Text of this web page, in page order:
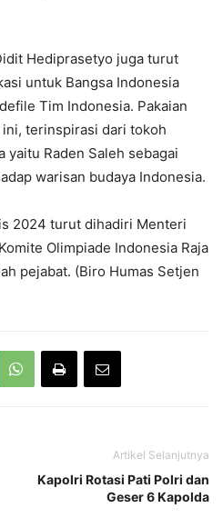
Hediprasetyo juga turut
untuk Bangsa Indonesia
Tim Indonesia. Pakaian
terinspirasi dari tokoh
yaitu Raden Saleh sebagai
warisan budaya Indonesia.
2024 turut dihadiri Menteri
Olimpiade Indonesia Raja
pejabat. (Biro Humas Setjen
Artikel Selanjutnya
Kapolri Rotasi Pati Polri dan
Geser 6 Kapolda